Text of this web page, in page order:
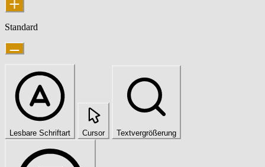
Standard
Lesbare Schriftart Cursor Textvergrößerung